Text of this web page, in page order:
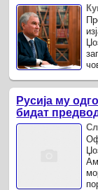
Русија му
бидат